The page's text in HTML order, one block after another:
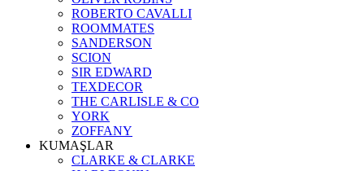
ROBERTO CAVALLI
ROOMMATES
SANDERSON
SCION
SIR EDWARD
TEXDECOR
THE CARLISLE & CO
YORK
ZOFFANY
KUMAŞLAR
CLARKE & CLARKE